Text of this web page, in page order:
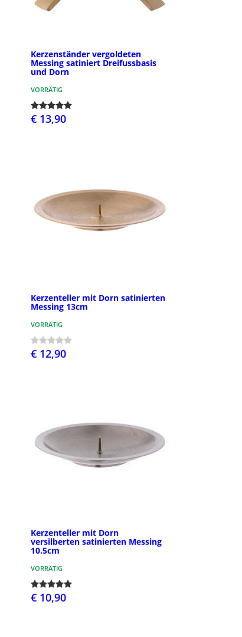
Kerzenständer vergoldeten
Messing satiniert Dreifussbasis
und Dorn
VORRÄTIG
€ 13,90
Kerzenteller mit Dorn satinierten
Messing 13cm
VORRÄTIG
€ 12,90
Kerzenteller mit Dorn
versilberten satinierten Messing
10.5cm
VORRÄTIG
€ 10,90